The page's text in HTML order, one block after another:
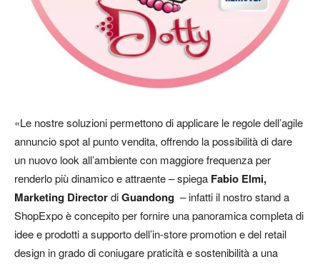
«Le nostre soluzioni permettono di applicare le regole dell’agile
annuncio spot al punto vendita, offrendo la possibilità di dare
un nuovo look all’ambiente con maggiore frequenza per
renderlo più dinamico e attraente–spiega Fabio Elmi,
Marketing DirectordiGuandong –infatti il nostro stand a
ShopExpo è concepito per fornire una panoramica completa di
idee e prodotti a supporto dell’in-store promotion e del retail
design in grado di coniugare praticità e sostenibilità a una